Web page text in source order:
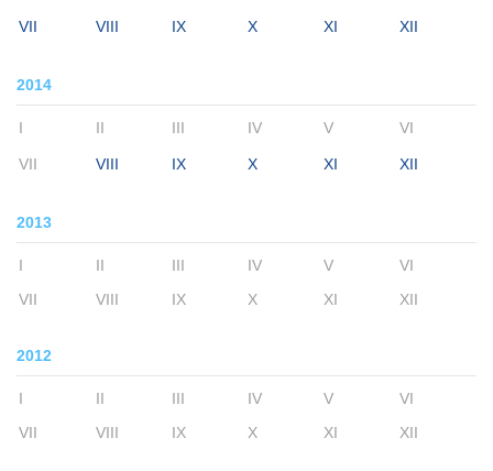
VII VIII IX X XI XII
2014
I II III IV V VI
VII VIII IX X XI XII
2013
I II III IV V
VI
VII
VIII IX X XI XII
2012
I II III IV V
VI
VII
VIII IX X XI XII